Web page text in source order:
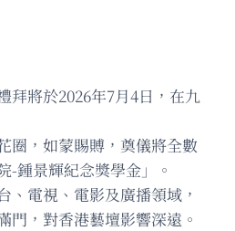
拜將於2026年7月4日，在九
圈，如蒙賜賻，奠儀將全數
-鍾景輝紀念獎學金」。
、電視、電影及廣播領域，
門，對香港藝壇影響深遠。